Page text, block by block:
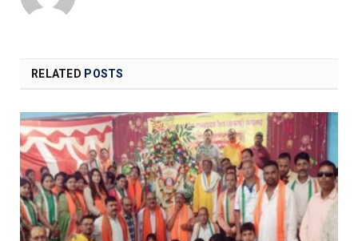
RELATED POSTS